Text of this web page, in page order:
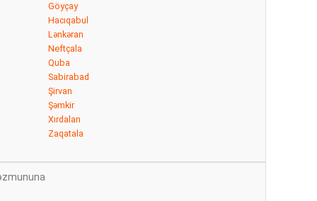
Göyçay
Hacıqabul
Lənkəran
Neftçala
Quba
Sabirabad
Şirvan
Şəmkir
Xırdalan
Zaqatala